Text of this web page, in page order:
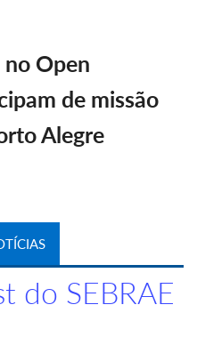
Open
de missão
Alegre
do SEBRAE